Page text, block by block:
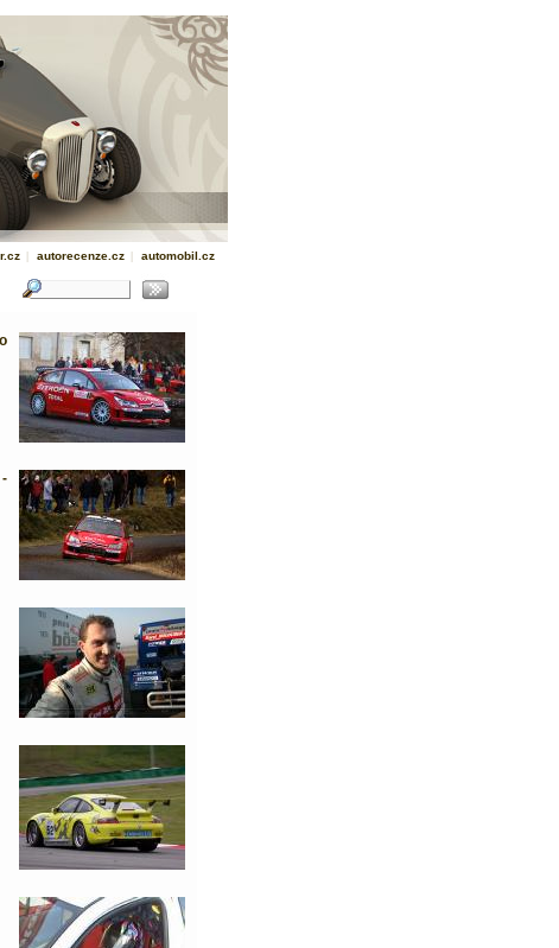
| autorecenze.cz | automobil.cz